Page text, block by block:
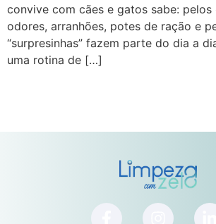
convive com cães e gatos sabe: pelos
odores, arranhões, potes de ração e
“surpresinhas” fazem parte do dia a
uma rotina de […]